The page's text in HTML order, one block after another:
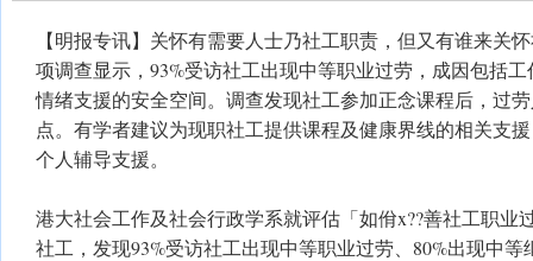
【明报专讯】关怀有需要人士乃社工职责，但又有谁来关
项调查显示，93%受访社工出现中等职业过劳，成因包括
情绪支援的安全空间。调查发现社工参加正念课程后，过
点。有学者建议为现职社工提供课程及健康界线的相关支
个人辅导支援。
港大社会工作及社会行政学系就评估「如佾x??善社工职业
社工，发现93%受访社工出现中等职业过劳、80%出现中